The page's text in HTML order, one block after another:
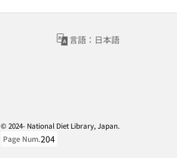
言語：日本語
© 2024- National Diet Library, Japan.
Page Num.204